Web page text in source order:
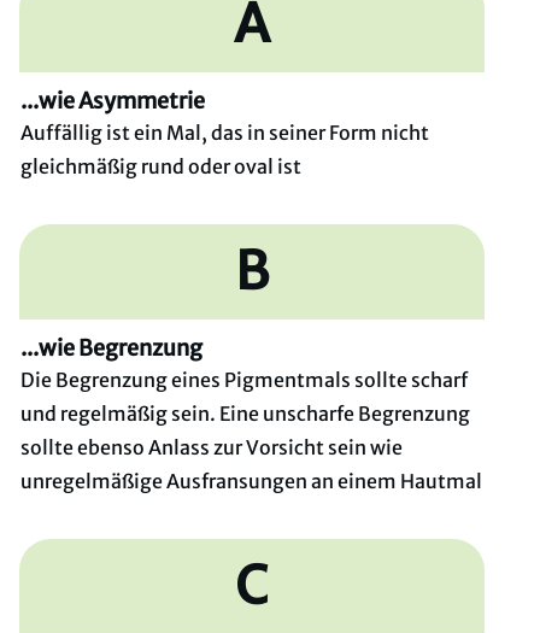
A
...wie Asymmetrie
Auffällig ist ein Mal, das in seiner Form nicht
gleichmäßig rund oder oval ist
B
...wie Begrenzung
Die Begrenzung eines Pigmentmals sollte scharf
und regelmäßig sein. Eine unscharfe Begrenzung
sollte ebenso Anlass zur Vorsicht sein wie
unregelmäßige Ausfransungen an einem Hautmal
C